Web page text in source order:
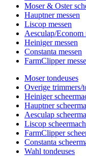
Moser & Oster
Hauptner messen
Liscop messen
Aesculap/Econom
Heiniger messen
Constanta messen
FarmClipper
Moser tondeuses
Overige trimmers/
Heiniger
Hauptner
Aesculap
Liscop
FarmClipper
Constanta
Wahl tondeuses